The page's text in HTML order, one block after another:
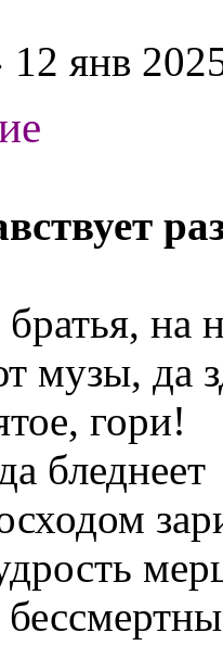
12 янв
на
музы, да
гори!
бледнеет